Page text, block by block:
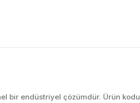
Makine Otomasyonu
bir endüstriyel çözümdür. Ürün kodu